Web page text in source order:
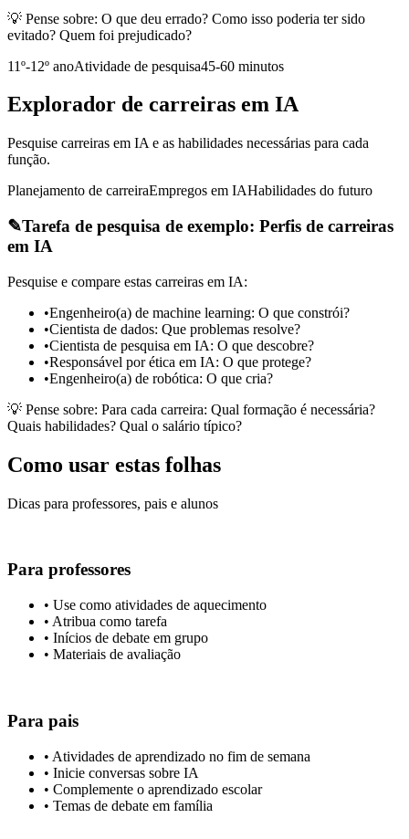
💡 Pense sobre: O que deu errado? Como isso poderia ter sido
evitado? Quem foi prejudicado?
11º-12º anoAtividade de pesquisa45-60 minutos
Explorador de carreiras em IA
Pesquise carreiras em IA e as habilidades necessárias para cada
função.
Planejamento de carreiraEmpregos em IAHabilidades do futuro
✎Tarefa de pesquisa de exemplo: Perfis de carreiras
em IA
Pesquise e compare estas carreiras em IA:
•Engenheiro(a) de machine learning: O que constrói?
•Cientista de dados: Que problemas resolve?
•Cientista de pesquisa em IA: O que descobre?
•Responsável por ética em IA: O que protege?
•Engenheiro(a) de robótica: O que cria?
💡 Pense sobre: Para cada carreira: Qual formação é necessária?
Quais habilidades? Qual o salário típico?
Como usar estas folhas
Dicas para professores, pais e alunos
Para professores
• Use como atividades de aquecimento
• Atribua como tarefa
• Inícios de debate em grupo
• Materiais de avaliação
Para pais
• Atividades de aprendizado no fim de semana
• Inicie conversas sobre IA
• Complemente o aprendizado escolar
• Temas de debate em família